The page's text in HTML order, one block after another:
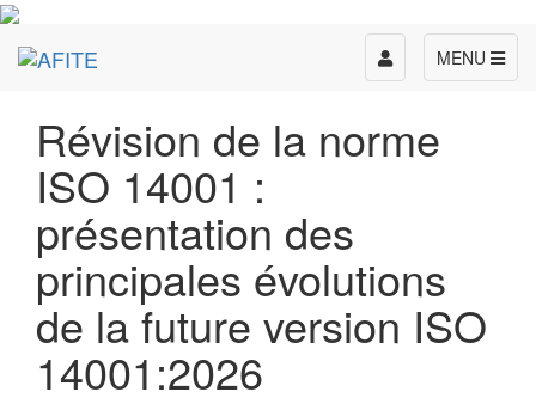
MENU
Toggle
navigation
Révision de la norme
ISO 14001 :
présentation des
principales évolutions
de la future version ISO
14001:2026